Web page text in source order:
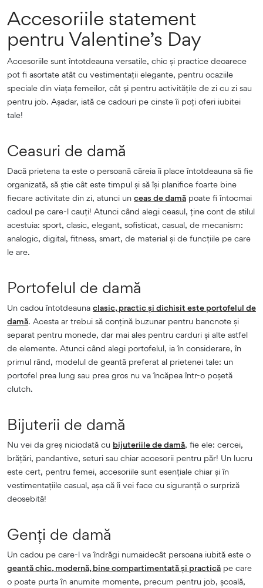
Accesoriile statement
pentru Valentine’s Day
Accesoriile sunt întotdeauna versatile, chic și practice deoarece
pot fi asortate atât cu vestimentații elegante, pentru ocaziile
speciale din viața femeilor, cât și pentru activitățile de zi cu zi sau
pentru job. Așadar, iată ce cadouri pe cinste îi poți oferi iubitei
tale!
Ceasuri de damă
Dacă prietena ta este o persoană căreia îi place întotdeauna să fie
organizată, să știe cât este timpul și să își planifice foarte bine
fiecare activitate din zi, atunci un ceas de damă poate fi întocmai
cadoul pe care-l cauți! Atunci când alegi ceasul, ține cont de stilul
acestuia: sport, clasic, elegant, sofisticat, casual, de mecanism:
analogic, digital, fitness, smart, de material și de funcțiile pe care
le are.
Portofelul de damă
Un cadou întotdeauna clasic, practic și dichisit este portofelul de
damă. Acesta ar trebui să conțină buzunar pentru bancnote și
separat pentru monede, dar mai ales pentru carduri și alte astfel
de elemente. Atunci când alegi portofelul, ia în considerare, în
primul rând, modelul de geantă preferat al prietenei tale: un
portofel prea lung sau prea gros nu va încăpea într-o poșetă
clutch.
Bijuterii de damă
Nu vei da greș niciodată cu bijuteriile de damă, fie ele: cercei,
brățări, pandantive, seturi sau chiar accesorii pentru păr! Un lucru
este cert, pentru femei, accesoriile sunt esențiale chiar și în
vestimentațiile casual, așa că îi vei face cu siguranță o surpriză
deosebită!
Genți de damă
Un cadou pe care-l va îndrăgi numaidecât persoana iubită este o
geantă chic, modernă, bine compartimentată și practică pe care
o poate purta în anumite momente, precum pentru job, școală,